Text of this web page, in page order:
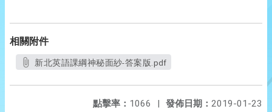
相關附件
新北英語課綱神秘面紗-答案版.pdf
發佈日期： 2019-01-23
點擊率： 1066 |